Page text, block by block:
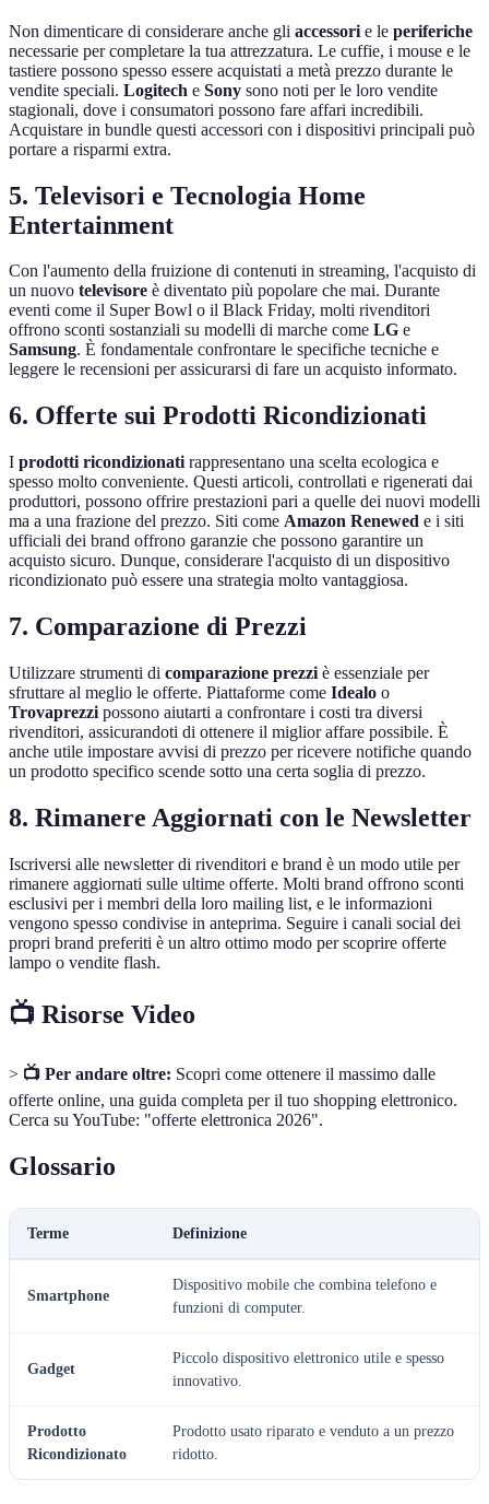
Non dimenticare di considerare anche gli accessori e le periferiche
necessarie per completare la tua attrezzatura. Le cuffie, i mouse e le
tastiere possono spesso essere acquistati a metà prezzo durante le
vendite speciali. Logitech e Sony sono noti per le loro vendite
stagionali, dove i consumatori possono fare affari incredibili.
Acquistare in bundle questi accessori con i dispositivi principali può
portare a risparmi extra.
5. Televisori e Tecnologia Home
Entertainment
Con l'aumento della fruizione di contenuti in streaming, l'acquisto di
un nuovo televisore è diventato più popolare che mai. Durante
eventi come il Super Bowl o il Black Friday, molti rivenditori
offrono sconti sostanziali su modelli di marche come LG e
Samsung. È fondamentale confrontare le specifiche tecniche e
leggere le recensioni per assicurarsi di fare un acquisto informato.
6. Offerte sui Prodotti Ricondizionati
I prodotti ricondizionati rappresentano una scelta ecologica e
spesso molto conveniente. Questi articoli, controllati e rigenerati dai
produttori, possono offrire prestazioni pari a quelle dei nuovi modelli
ma a una frazione del prezzo. Siti come Amazon Renewed e i siti
ufficiali dei brand offrono garanzie che possono garantire un
acquisto sicuro. Dunque, considerare l'acquisto di un dispositivo
ricondizionato può essere una strategia molto vantaggiosa.
7. Comparazione di Prezzi
Utilizzare strumenti di comparazione prezzi è essenziale per
sfruttare al meglio le offerte. Piattaforme come Idealo o
Trovaprezzi possono aiutarti a confrontare i costi tra diversi
rivenditori, assicurandoti di ottenere il miglior affare possibile. È
anche utile impostare avvisi di prezzo per ricevere notifiche quando
un prodotto specifico scende sotto una certa soglia di prezzo.
8. Rimanere Aggiornati con le Newsletter
Iscriversi alle newsletter di rivenditori e brand è un modo utile per
rimanere aggiornati sulle ultime offerte. Molti brand offrono sconti
esclusivi per i membri della loro mailing list, e le informazioni
vengono spesso condivise in anteprima. Seguire i canali social dei
propri brand preferiti è un altro ottimo modo per scoprire offerte
lampo o vendite flash.
📺 Risorse Video
> 📺 Per andare oltre: Scopri come ottenere il massimo dalle
offerte online, una guida completa per il tuo shopping elettronico.
Cerca su YouTube: "offerte elettronica 2026".
Glossario
Terme Definizione
Smartphone
Dispositivo mobile che combina telefono e
funzioni di computer.
Gadget
Piccolo dispositivo elettronico utile e spesso
innovativo.
Prodotto
Ricondizionato
Prodotto usato riparato e venduto a un prezzo
ridotto.